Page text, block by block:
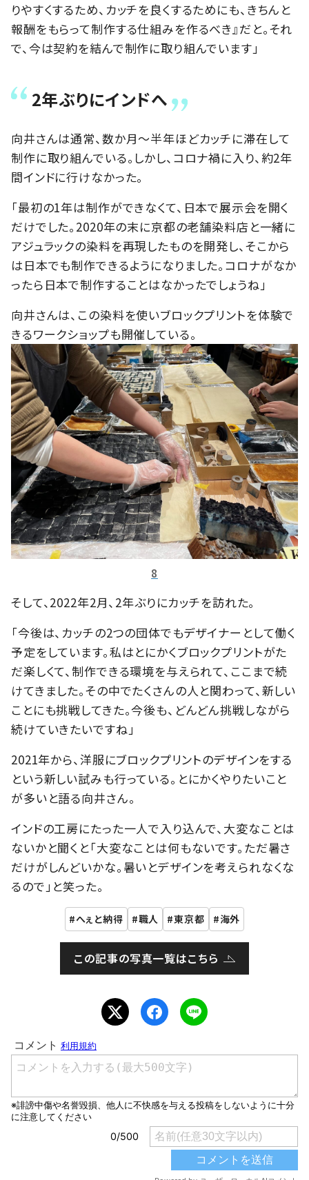
りやすくするため、カッチを良くするためにも、きちんと
報酬をもらって制作する仕組みを作るべき』だと。それ
で、今は契約を結んで制作に取り組んでいます」
2年ぶりにインドへ
向井さんは通常、数か月～半年ほどカッチに滞在して
制作に取り組んでいる。しかし、コロナ禍に入り、約2年
間インドに行けなかった。
「最初の1年は制作ができなくて、日本で展示会を開く
だけでした。2020年の末に京都の老舗染料店と一緒に
アジュラックの染料を再現したものを開発し、そこから
は日本でも制作できるようになりました。コロナがなか
ったら日本で制作することはなかったでしょうね」
向井さんは、この染料を使いブロックプリントを体験で
きるワークショップも開催している。
8
そして、2022年2月、2年ぶりにカッチを訪れた。
「今後は、カッチの2つの団体でもデザイナーとして働く
予定をしています。私はとにかくブロックプリントがた
だ楽しくて、制作できる環境を与えられて、ここまで続
けてきました。その中でたくさんの人と関わって、新しい
ことにも挑戦してきた。今後も、どんどん挑戦しながら
続けていきたいですね」
2021年から、洋服にブロックプリントのデザインをする
という新しい試みも行っている。とにかくやりたいこと
が多いと語る向井さん。
インドの工房にたった一人で入り込んで、大変なことは
ないかと聞くと「大変なことは何もないです。ただ暑さ
だけがしんどいかな。暑いとデザインを考えられなくな
るので」と笑った。
へぇと納得 職人 東京都 海外
この記事の写真一覧はこちら